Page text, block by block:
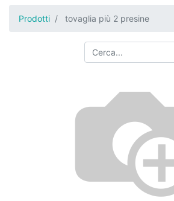
Prodotti tovaglia più 2 presine